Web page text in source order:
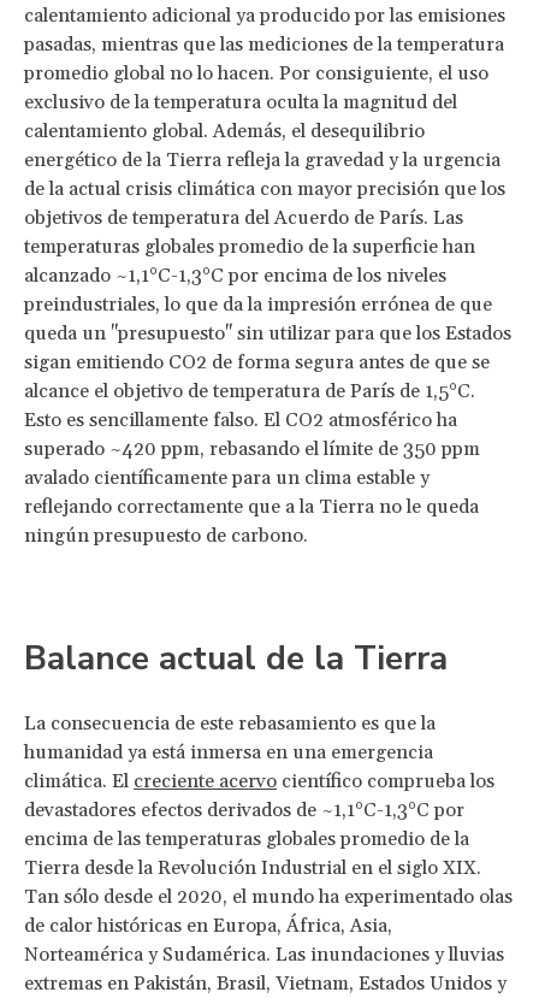
calentamiento adicional ya producido por las emisiones
pasadas, mientras que las mediciones de la temperatura
promedio global no lo hacen. Por consiguiente, el uso
exclusivo de la temperatura oculta la magnitud del
calentamiento global. Además, el desequilibrio
energético de la Tierra refleja la gravedad y la urgencia
de la actual crisis climática con mayor precisión que los
objetivos de temperatura del Acuerdo de París. Las
temperaturas globales promedio de la superficie han
alcanzado ~1,1°C-1,3°C por encima de los niveles
preindustriales, lo que da la impresión errónea de que
queda un "presupuesto" sin utilizar para que los Estados
sigan emitiendo CO2 de forma segura antes de que se
alcance el objetivo de temperatura de París de 1,5°C.
Esto es sencillamente falso. El CO2 atmosférico ha
superado ~420 ppm, rebasando el límite de 350 ppm
avalado científicamente para un clima estable y
reflejando correctamente que a la Tierra no le queda
ningún presupuesto de carbono.
Balance actual de la Tierra
La consecuencia de este rebasamiento es que la
humanidad ya está inmersa en una emergencia
climática. El creciente acervo científico comprueba los
devastadores efectos derivados de ~1,1°C-1,3°C por
encima de las temperaturas globales promedio de la
Tierra desde la Revolución Industrial en el siglo XIX.
Tan sólo desde el 2020, el mundo ha experimentado olas
de calor históricas en Europa, África, Asia,
Norteamérica y Sudamérica. Las inundaciones y lluvias
extremas en Pakistán, Brasil, Vietnam, Estados Unidos y